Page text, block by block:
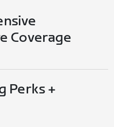
Coverage
Perks +